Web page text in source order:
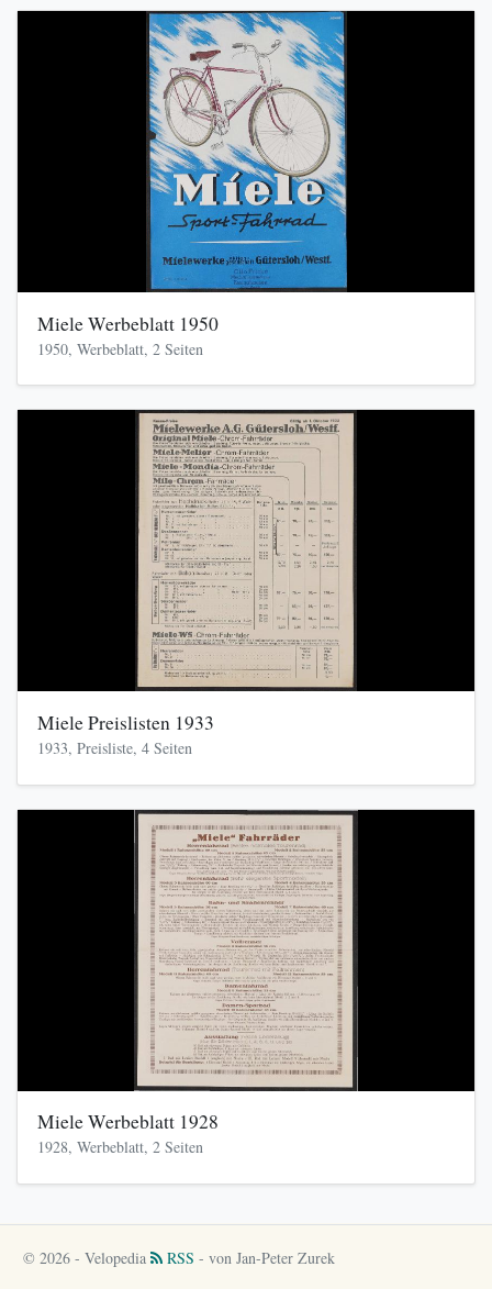
Miele Werbeblatt 1950
1950, Werbeblatt, 2 Seiten
Miele Preislisten 1933
1933, Preisliste, 4 Seiten
Miele Werbeblatt 1928
1928, Werbeblatt, 2 Seiten
© 2026 - Velopedia RSS - von Jan-Peter Zurek